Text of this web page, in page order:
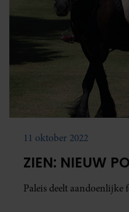
11 oktober 2022
ZIEN: NIEUW
Paleis deelt aandoenlijke